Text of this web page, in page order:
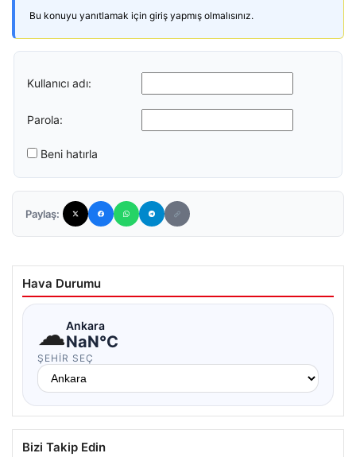
Bu konuyu yanıtlamak için giriş yapmış olmalısınız.
Kullanıcı adı:
Parola:
Beni hatırla
Paylaş:
Hava Durumu
☁Ankara
NaN°C
ŞEHIR SEÇ
Bizi Takip Edin